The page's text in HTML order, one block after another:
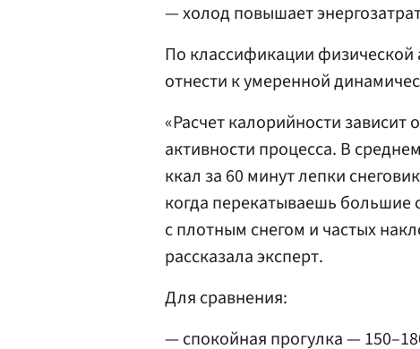
— холод повышает
По классификации физической
отнести к умеренной
«Расчет калорийности зависит
активности процесса. В
ккал за 60 минут лепки
когда перекатываешь
с плотным снегом и частых
рассказала эксперт.
Для сравнения:
— спокойная прогулка —